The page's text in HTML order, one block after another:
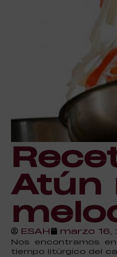
Atún
ESAH marzo 16,
Nos encontramos
tiempo litúrgico del